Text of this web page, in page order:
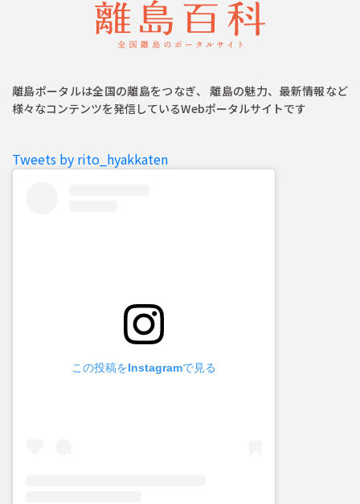
離島ポータルは全国の離島をつなぎ、 離島の魅力、最新情報など
様々なコンテンツを発信しているWebポータルサイトです
Tweets by rito_hyakkaten
この投稿をInstagramで見る